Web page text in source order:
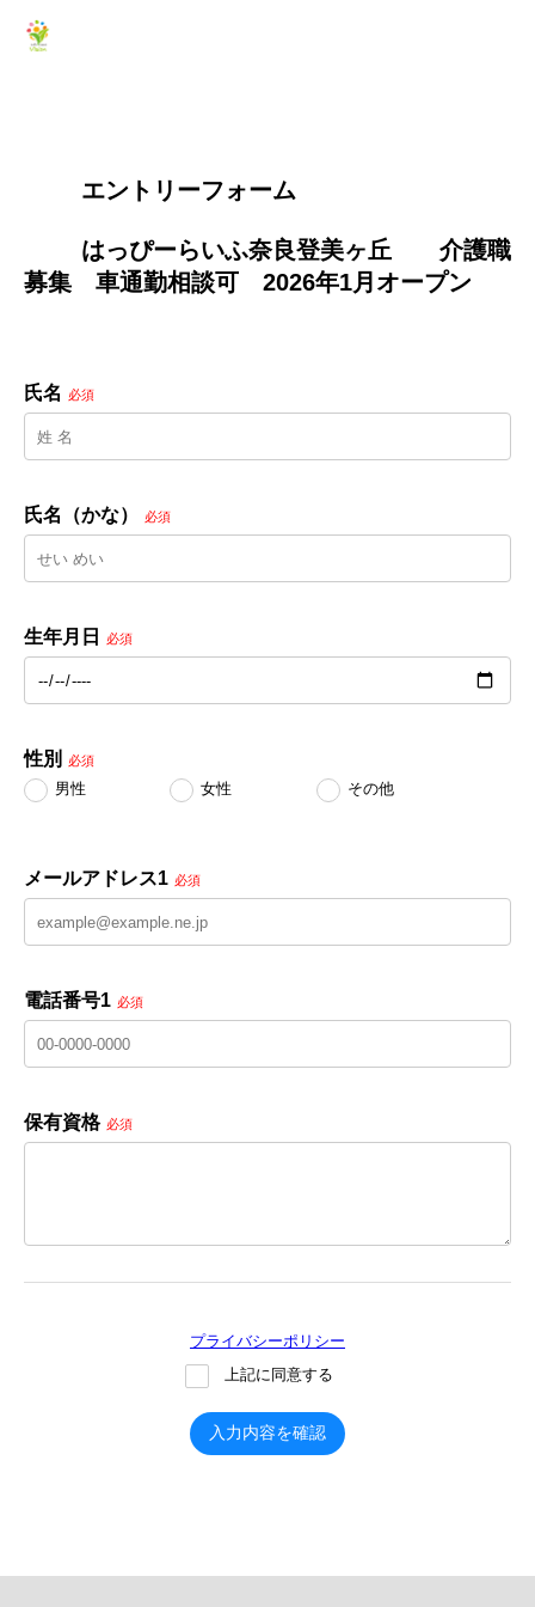
        エントリーフォーム
募集　車通勤相談可　2026年1月オープン
氏名 必須
氏名（かな） 必須
生年月日 必須
性別 必須
男性 女性 その他
メールアドレス1 必須
電話番号1 必須
保有資格 必須
プライバシーポリシー
上記に同意する
入力内容を確認